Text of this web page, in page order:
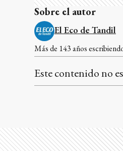
Sobre el autor
El Eco de Tandil
Más de 143 años
Este contenido no